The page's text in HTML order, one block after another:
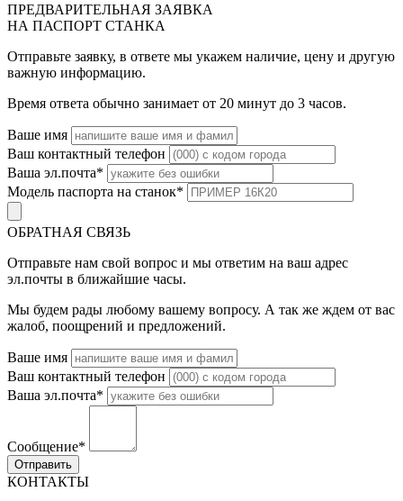
ПРЕДВАРИТЕЛЬНАЯ ЗАЯВКА
НА ПАСПОРТ СТАНКА
Отправьте заявку, в ответе мы укажем наличие, цену и другую
важную информацию.
Время ответа обычно занимает от 20 минут до 3 часов.
Ваше имя
Ваш контактный телефон
Ваша эл.почта*
Модель паспорта на станок*
ОБРАТНАЯ СВЯЗЬ
Отправьте нам свой вопрос и мы ответим на ваш адрес
эл.почты в ближайшие часы.
Мы будем рады любому вашему вопросу. А так же ждем от вас
жалоб, поощрений и предложений.
Ваше имя
Ваш контактный телефон
Ваша эл.почта*
Сообщение*
КОНТАКТЫ